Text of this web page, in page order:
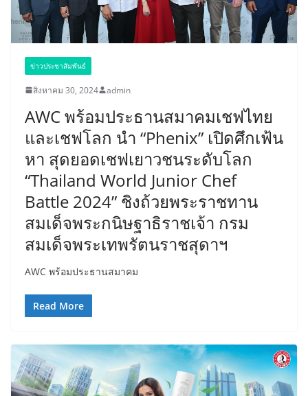
ข่าวประชาสัมพันธ์
สิงหาคม 30, 2024 admin
AWC พร้อมประธานสมาคมเชฟไทย
และเชฟโลก นำ “Phenix” เปิดศึกเฟ้น
หา สุดยอดเชฟเยาวชนระดับโลก
“Thailand World Junior Chef
Battle 2024” ชิงถ้วยพระราชทาน
สมเด็จพระกนิษฐาธิราชเจ้า กรม
สมเด็จพระเทพรัตนราชสุดาฯ
AWC พร้อมประธานสมาคม
Read More